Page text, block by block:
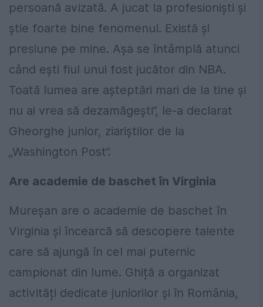
persoană avizată. A jucat la profesioniști și
știe foarte bine fenomenul. Există și
presiune pe mine. Așa se întâmplă atunci
când ești fiul unui fost jucător din NBA.
Toată lumea are așteptări mari de la tine și
nu ai vrea să dezamăgești”, le-a declarat
Gheorghe junior, ziariștilor de la
„Washington Post”.
Are academie de baschet în Virginia
Mureșan are o academie de baschet în
Virginia și încearcă să descopere talente
care să ajungă în cel mai puternic
campionat din lume. Ghiță a organizat
activități dedicate juniorilor și în România,